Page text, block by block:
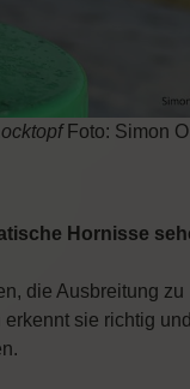
Foto: Simon
Hornisse
die Ausbreitung zu
sie richtig